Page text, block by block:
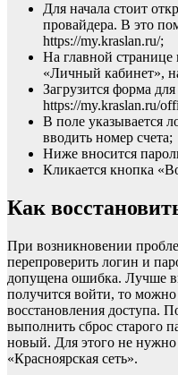
Для начала стоит
провайдера. В это
https://my.kraslan.ru/;
На главной странице
«Личный кабинет»,
Загрузится форма
https://my.kraslan.ru/
В поле указывается
вводить номер счета;
Ниже вносится
Кликается кнопка
Как
При возникновении
перепроверить логин и
допущена ошибка. Лучше
получится войти, то
восстановления доступа.
выполнить сброс старого
новый. Для этого не нужно
«Красноярская сеть».